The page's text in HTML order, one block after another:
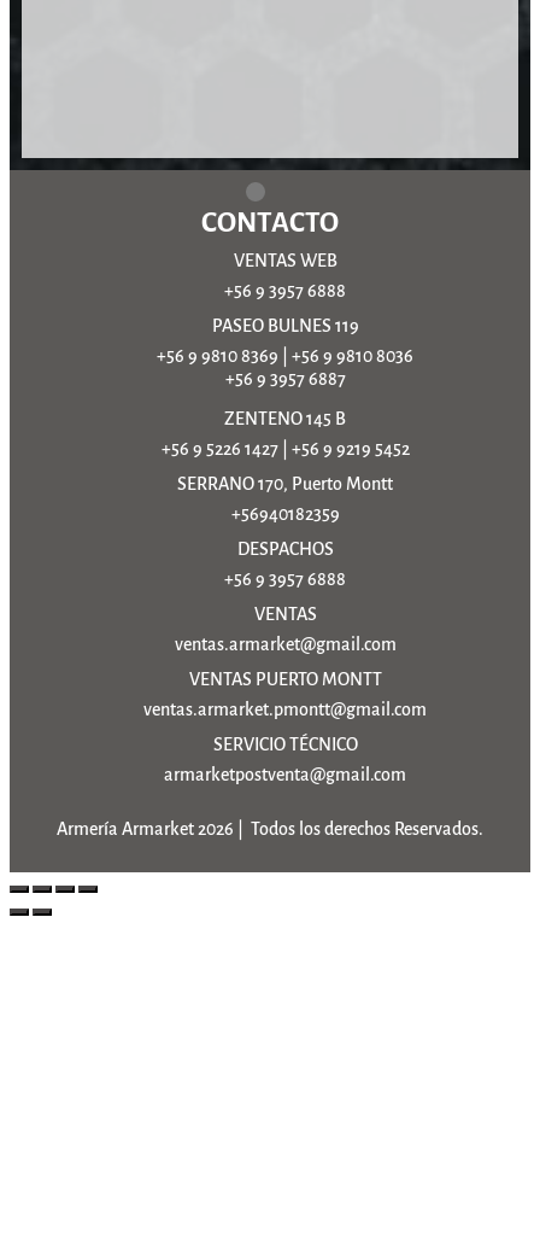
CONTACTO
VENTAS WEB
+56 9 3957 6888
PASEO BULNES 119
+56 9 9810 8369
+56 9 9810 8036
+56 9 3957 6887
ZENTENO 145 B
+56 9 5226 1427| +56 9 9219 5452
SERRANO 170, Puerto Montt
+56940182359
DESPACHOS
+56 9 3957 6888
VENTAS
ventas.armarket@gmail.com
VENTAS PUERTO MONTT
ventas.armarket.pmontt@gmail.com
SERVICIO TÉCNICO
armarketpostventa@gmail.com
Armería Armarket 2026 | Todos los derechos Reservados.